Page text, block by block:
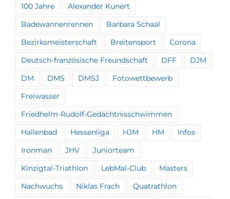
100 Jahre Alexander Kunert
Badewannenrennen Barbara Schaal
Bezirksmeisterschaft Breitensport Corona
Deutsch-französische Freundschaft DFF DJM
DM DMS DMSJ Fotowettbewerb
Freiwasser
Friedhelm-Rudolf-Gedächtnisschwimmen
Hallenbad Hessenliga HJM HM Infos
Ironman JHV Juniorteam
Kinzigtal-Triathlon LebMal-Club Masters
Nachwuchs Niklas Frach Quatrathlon